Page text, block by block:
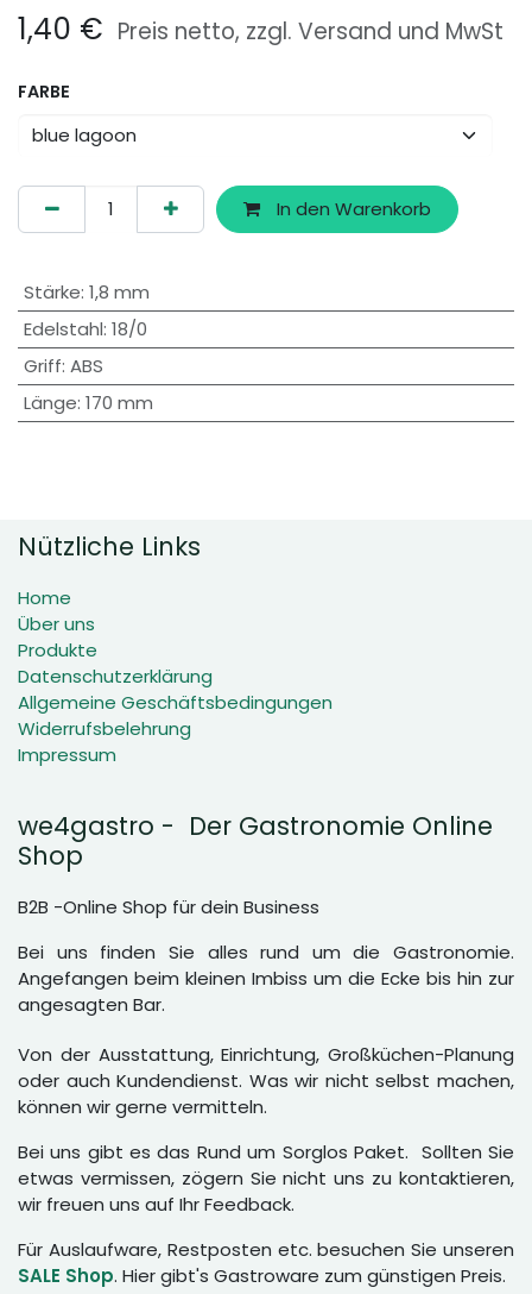
1,40 € Preis netto, zzgl. Versand und MwSt
FARBE
In den Warenkorb
Stärke: 1,8 mm
Edelstahl: 18/0
Griff: ABS
Länge: 170 mm
Nützliche Links
Home
Über uns
Produkte
Datenschutzerklärung
Allgemeine Geschäftsbedingungen
Widerrufsbelehrung
Impressum
we4gastro - Der Gastronomie Online
Shop
B2B -Online Shop für dein Business
Bei uns finden Sie alles rund um die Gastronomie.
Angefangen beim kleinen Imbiss um die Ecke bis hin zur
angesagten Bar.
Von der Ausstattung, Einrichtung, Großküchen-Planung
oder auch Kundendienst. Was wir nicht selbst machen,
können wir gerne vermitteln.
Bei uns gibt es das Rund um Sorglos Paket. Sollten Sie
etwas vermissen, zögern Sie nicht uns zu kontaktieren,
wir freuen uns auf Ihr Feedback.
Für Auslaufware, Restposten etc. besuchen Sie unseren
SALE Shop. Hier gibt's Gastroware zum günstigen Preis.